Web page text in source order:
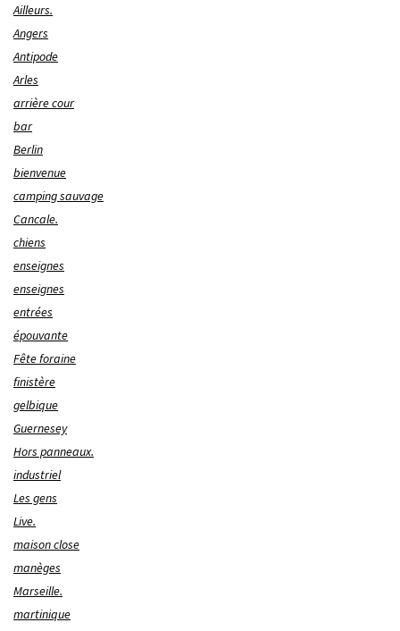
Ailleurs.
Angers
Antipode
Arles
arrière cour
bar
Berlin
bienvenue
camping sauvage
Cancale.
chiens
enseignes
enseignes
entrées
épouvante
Fête foraine
finistère
gelbique
Guernesey
Hors panneaux.
industriel
Les gens
Live.
maison close
manèges
Marseille.
martinique